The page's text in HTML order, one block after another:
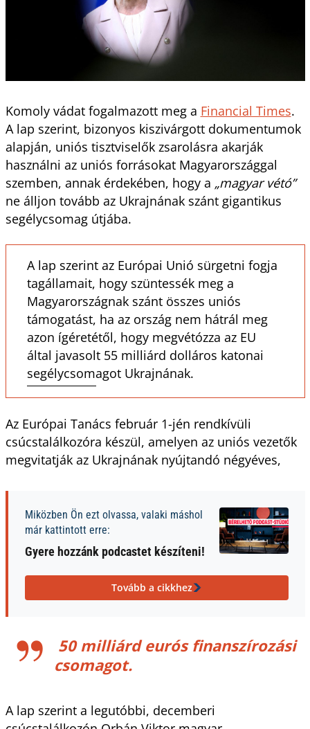
Komoly vádat fogalmazott meg a Financial Times.
A lap szerint, bizonyos kiszivárgott dokumentumok
alapján, uniós tisztviselők zsarolásra akarják
használni az uniós forrásokat Magyarországgal
szemben, annak érdekében, hogy a „magyar vétó”
ne álljon tovább az Ukrajnának szánt gigantikus
segélycsomag útjába.
A lap szerint az Európai Unió sürgetni fogja
tagállamait, hogy szüntessék meg a
Magyarországnak szánt összes uniós
támogatást, ha az ország nem hátrál meg
azon ígéretétől, hogy megvétózza az EU
által javasolt 55 milliárd dolláros katonai
segélycsomagot Ukrajnának.
Az Európai Tanács február 1-jén rendkívüli
csúcstalálkozóra készül, amelyen az uniós vezetők
megvitatják az Ukrajnának nyújtandó négyéves,
Miközben Ön ezt olvassa, valaki máshol
már kattintott erre:
Gyere hozzánk podcastet készíteni!
Tovább a cikkhez
50 milliárd eurós finanszírozási
csomagot.
A lap szerint a legutóbbi, decemberi